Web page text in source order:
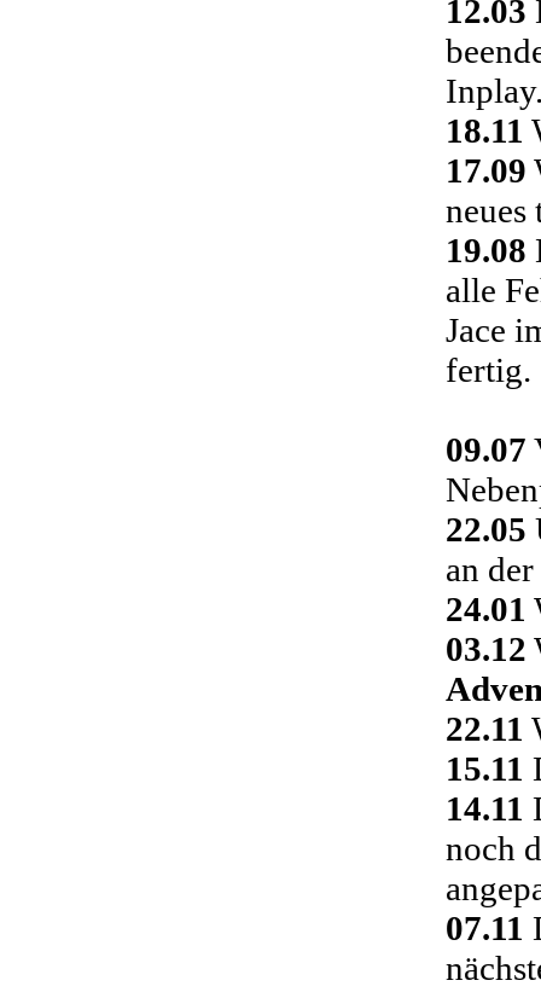
12.03
18.11
17.09
19.08
alle
Jace
fertig.
09.07
22.05
an
24.01
03.12
22.11
15.11
14.11
noch
07.11